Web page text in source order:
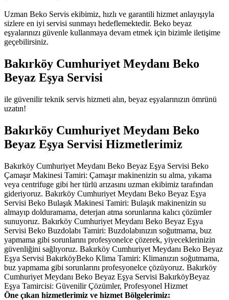
Uzman Beko Servis ekibimiz, hızlı ve garantili hizmet anlayışıyla
sizlere en iyi servisi sunmayı hedeflemektedir. Beko beyaz
eşyalarınızı güvenle kullanmaya devam etmek için bizimle iletişime
geçebilirsiniz.
Bakırköy Cumhuriyet Meydanı Beko
Beyaz Eşya Servisi
ile güvenilir teknik servis hizmeti alın, beyaz eşyalarınızın ömrünü
uzatın!
Bakırköy Cumhuriyet Meydanı Beko
Beyaz Eşya Servisi Hizmetlerimiz
Bakırköy Cumhuriyet Meydanı Beko Beyaz Eşya Servisi Beko
Çamaşır Makinesi Tamiri: Çamaşır makinenizin su alma, yıkama
veya centrifuge gibi her türlü arızasını uzman ekibimiz tarafından
gideriyoruz. Bakırköy Cumhuriyet Meydanı Beko Beyaz Eşya
Servisi Beko Bulaşık Makinesi Tamiri: Bulaşık makinenizin su
almayıp dolduramama, deterjan atma sorunlarına kalıcı çözümler
sunuyoruz. Bakırköy Cumhuriyet Meydanı Beko Beyaz Eşya
Servisi Beko Buzdolabı Tamiri: Buzdolabınızın soğutmama, buz
yapmama gibi sorunlarını profesyonelce çözerek, yiyeceklerinizin
güvenliğini sağlıyoruz. Bakırköy Cumhuriyet Meydanı Beko Beyaz
Eşya Servisi BakırköyBeko Klima Tamiri: Klimanızın soğutmama,
buz yapmama gibi sorunlarını profesyonelce çözüyoruz. Bakırköy
Cumhuriyet Meydanı Beko Beyaz Eşya Servisi BakırköyBeyaz
Eşya Tamircisi: Güvenilir Çözümler, Profesyonel Hizmet
Öne çıkan hizmetlerimiz ve hizmet Bölgelerimiz: